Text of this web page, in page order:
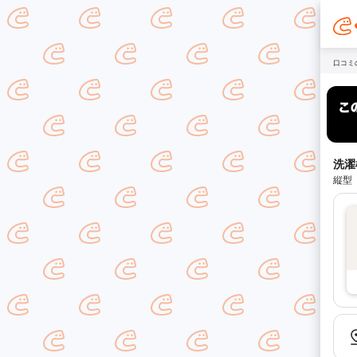
口コミ
洗
縦型